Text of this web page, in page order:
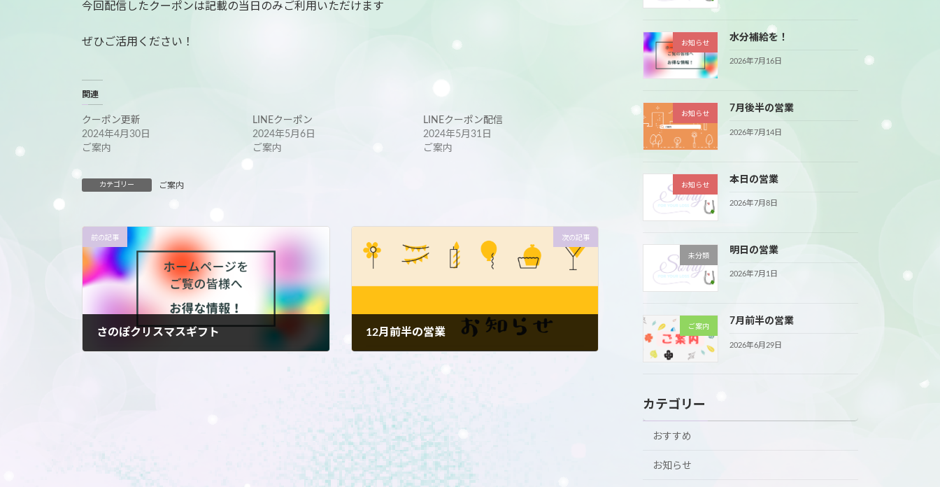
今回配信したクーポンは記載の当日のみご利用いただけます
ぜひご活用ください！
関連
クーポン更新
2024年4月30日
ご案内
LINEクーポン
2024年5月6日
ご案内
LINEクーポン配信
2024年5月31日
ご案内
カテゴリー ご案内
前の記事
さのぽクリスマスギフト
次の記事
12月前半の営業
お知らせ
水分補給を！
2026年7月16日
お知らせ
7月後半の営業
2026年7月14日
お知らせ
本日の営業
2026年7月8日
未分類
明日の営業
2026年7月1日
ご案内
7月前半の営業
2026年6月29日
カテゴリー
おすすめ
お知らせ